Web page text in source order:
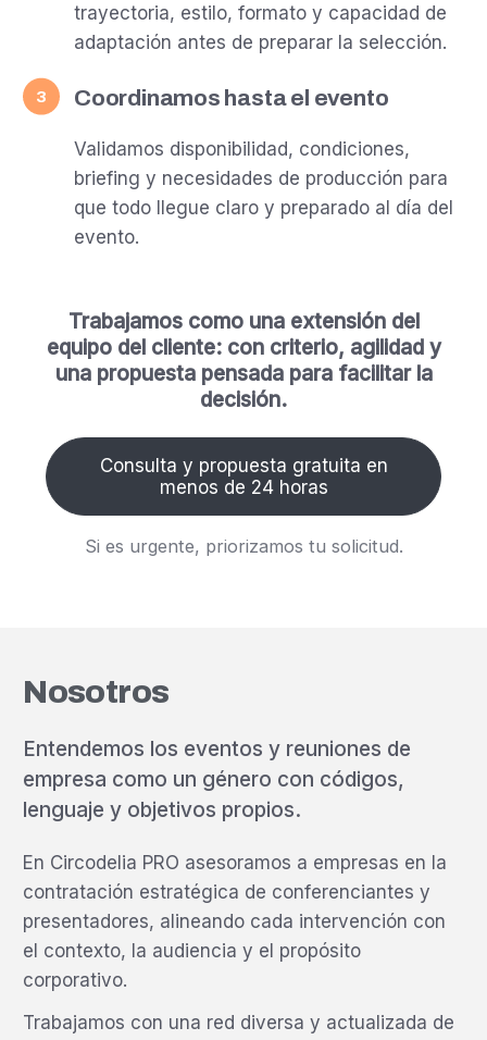
trayectoria, estilo, formato y capacidad de
adaptación antes de preparar la selección.
3 Coordinamos hasta el evento
Validamos disponibilidad, condiciones,
briefing y necesidades de producción para
que todo llegue claro y preparado al día del
evento.
Trabajamos como una extensión del
equipo del cliente: con criterio, agilidad y
una propuesta pensada para facilitar la
decisión.
Consulta y propuesta gratuita en
menos de 24 horas
Si es urgente, priorizamos tu solicitud.
Nosotros
Entendemos los eventos y reuniones de
empresa como un género con códigos,
lenguaje y objetivos propios.
En Circodelia PRO asesoramos a empresas en la
contratación estratégica de conferenciantes y
presentadores, alineando cada intervención con
el contexto, la audiencia y el propósito
corporativo.
Trabajamos con una red diversa y actualizada de